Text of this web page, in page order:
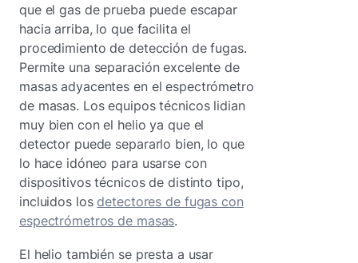
que el gas de prueba puede escapar
hacia arriba, lo que facilita el
procedimiento de detección de fugas.
Permite una separación excelente de
masas adyacentes en el espectrómetro
de masas. Los equipos técnicos lidian
muy bien con el helio ya que el
detector puede separarlo bien, lo que
lo hace idóneo para usarse con
dispositivos técnicos de distinto tipo,
incluidos losdetectores de fugas con
espectrómetros de masas.
El helio también se presta a usar